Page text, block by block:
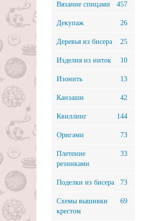
Вязание спицами 457
Декупаж 26
Деревья из бисера 25
Изделия из ниток 10
Изонить 13
Канзаши 42
Квиллинг 144
Оригами 73
Плетение
резинками
33
Поделки из бисера 73
Схемы вышивки
крестом
69